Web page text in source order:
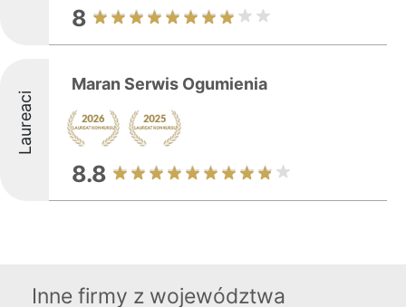
8
Laureaci
Maran Serwis Ogumienia
8.8
Inne firmy z województwa